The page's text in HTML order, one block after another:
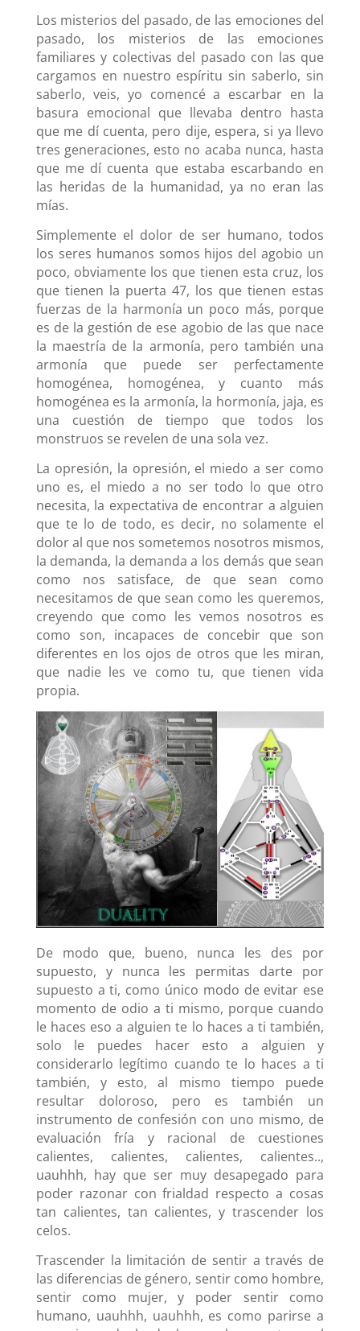
Los misterios del pasado, de las emociones del
pasado, los misterios de las emociones
familiares y colectivas del pasado con las que
cargamos en nuestro espíritu sin saberlo, sin
saberlo, veis, yo comencé a escarbar en la
basura emocional que llevaba dentro hasta
que me dí cuenta, pero dije, espera, si ya llevo
tres generaciones, esto no acaba nunca, hasta
que me dí cuenta que estaba escarbando en
las heridas de la humanidad, ya no eran las
mías.
Simplemente el dolor de ser humano, todos
los seres humanos somos hijos del agobio un
poco, obviamente los que tienen esta cruz, los
que tienen la puerta 47, los que tienen estas
fuerzas de la harmonía un poco más, porque
es de la gestión de ese agobio de las que nace
la maestría de la armonía, pero también una
armonía que puede ser perfectamente
homogénea, homogénea, y cuanto más
homogénea es la armonía, la hormonía, jaja, es
una cuestión de tiempo que todos los
monstruos se revelen de una sola vez.
La opresión, la opresión, el miedo a ser como
uno es, el miedo a no ser todo lo que otro
necesita, la expectativa de encontrar a alguien
que te lo de todo, es decir, no solamente el
dolor al que nos sometemos nosotros mismos,
la demanda, la demanda a los demás que sean
como nos satisface, de que sean como
necesitamos de que sean como les queremos,
creyendo que como les vemos nosotros es
como son, incapaces de concebir que son
diferentes en los ojos de otros que les miran,
que nadie les ve como tu, que tienen vida
propia.
De modo que, bueno, nunca les des por
supuesto, y nunca les permitas darte por
supuesto a ti, como único modo de evitar ese
momento de odio a ti mismo, porque cuando
le haces eso a alguien te lo haces a ti también,
solo le puedes hacer esto a alguien y
considerarlo legítimo cuando te lo haces a ti
también, y esto, al mismo tiempo puede
resultar doloroso, pero es también un
instrumento de confesión con uno mismo, de
evaluación fría y racional de cuestiones
calientes, calientes, calientes, calientes..,
uauhhh, hay que ser muy desapegado para
poder razonar con frialdad respecto a cosas
tan calientes, tan calientes, y trascender los
celos.
Trascender la limitación de sentir a través de
las diferencias de género, sentir como hombre,
sentir como mujer, y poder sentir como
humano, uauhhh, uauhhh, es como parirse a